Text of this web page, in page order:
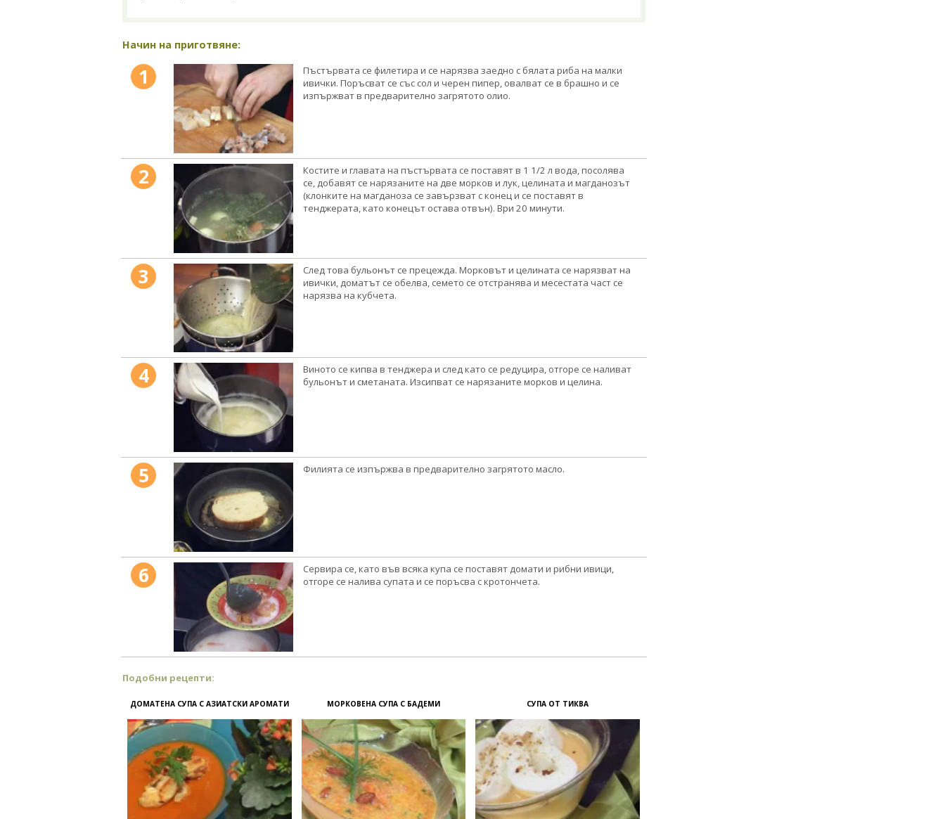
Начин на приготвяне:
1
Пъстървата се филетира и се нарязва заедно с бялата риба на малки
ивички. Поръсват се със сол и черен пипер, овалват се в брашно и се
изпържват в предварително загрятото олио.
2
Костите и главата на пъстървата се поставят в 1 1/2 л вода, посолява
се, добавят се нарязаните на две морков и лук, целината и магданозът
(клонките на магданоза се завързват с конец и се поставят в
тенджерата, като конецът остава отвън). Ври 20 минути.
3
След това бульонът се прецежда. Морковът и целината се нарязват на
ивички, доматът се обелва, семето се отстранява и месестата част се
нарязва на кубчета.
4
Виното се кипва в тенджера и след като се редуцира, отгоре се наливат
бульонът и сметаната. Изсипват се нарязаните морков и целина.
5 Филията се изпържва в предварително загрятото масло.
6
Сервира се, като във всяка купа се поставят домати и рибни ивици,
отгоре се налива супата и се поръсва с кротончета.
Подобни рецепти:
ДОМАТЕНА СУПА С АЗИАТСКИ АРОМАТИ МОРКОВЕНА СУПА С БАДЕМИ СУПА ОТ ТИКВА